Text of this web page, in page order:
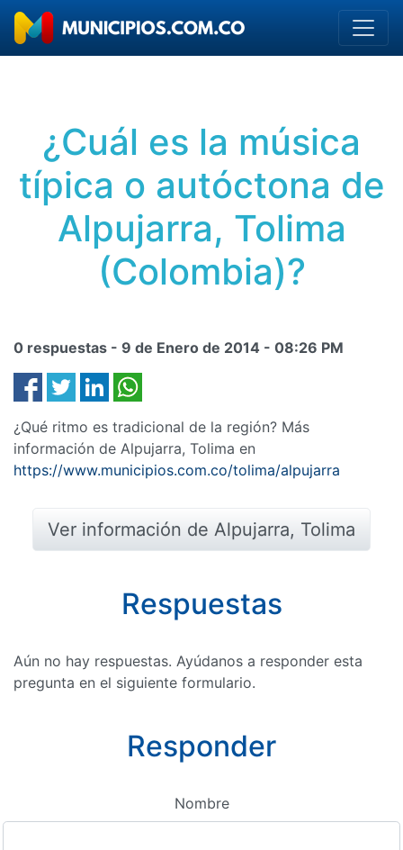
¿Cuál es la música
típica o autóctona de
Alpujarra, Tolima
(Colombia)?
0 respuestas - 9 de Enero de 2014 - 08:26 PM
¿Qué ritmo es tradicional de la región? Más
información de Alpujarra, Tolima en
https://www.municipios.com.co/tolima/alpujarra
Ver información de Alpujarra, Tolima
Respuestas
Aún no hay respuestas. Ayúdanos a responder esta
pregunta en el siguiente formulario.
Responder
Nombre